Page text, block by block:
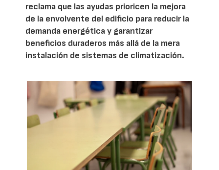
reclama que las ayudas prioricen la mejora
de la envolvente del edificio para reducir la
demanda energética y garantizar
beneficios duraderos más allá de la mera
instalación de sistemas de climatización.